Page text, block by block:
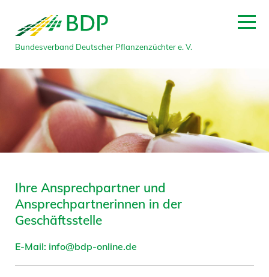
Bundesverband Deutscher Pflanzenzüchter e. V.
Ihre Ansprechpartner und
Ansprechpartnerinnen in der
Geschäftsstelle
E-Mail: info@bdp-online.de